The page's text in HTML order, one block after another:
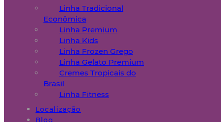
Linha Tradicional
Econômica
Linha Premium
Linha Kids
Linha Frozen Grego
Linha Gelato Premium
Cremes Tropicais do
Brasil
Linha Fitness
Localização
Blog